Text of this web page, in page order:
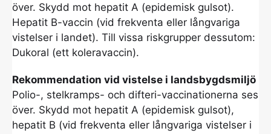
över. Skydd mot hepatit A (epidemisk gulsot).
Hepatit B-vaccin (vid frekventa eller långvariga
vistelser i landet). Till vissa riskgrupper dessutom:
Dukoral (ett koleravaccin).
Rekommendation vid vistelse i landsbygdsmiljö
Polio-, stelkramps- och difteri-vaccinationerna ses
över. Skydd mot hepatit A (epidemisk gulsot),
hepatit B (vid frekventa eller långvariga vistelser i